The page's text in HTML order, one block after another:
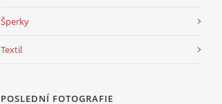
Šperky
Textil
POSLEDNÍ FOTOGRAFIE